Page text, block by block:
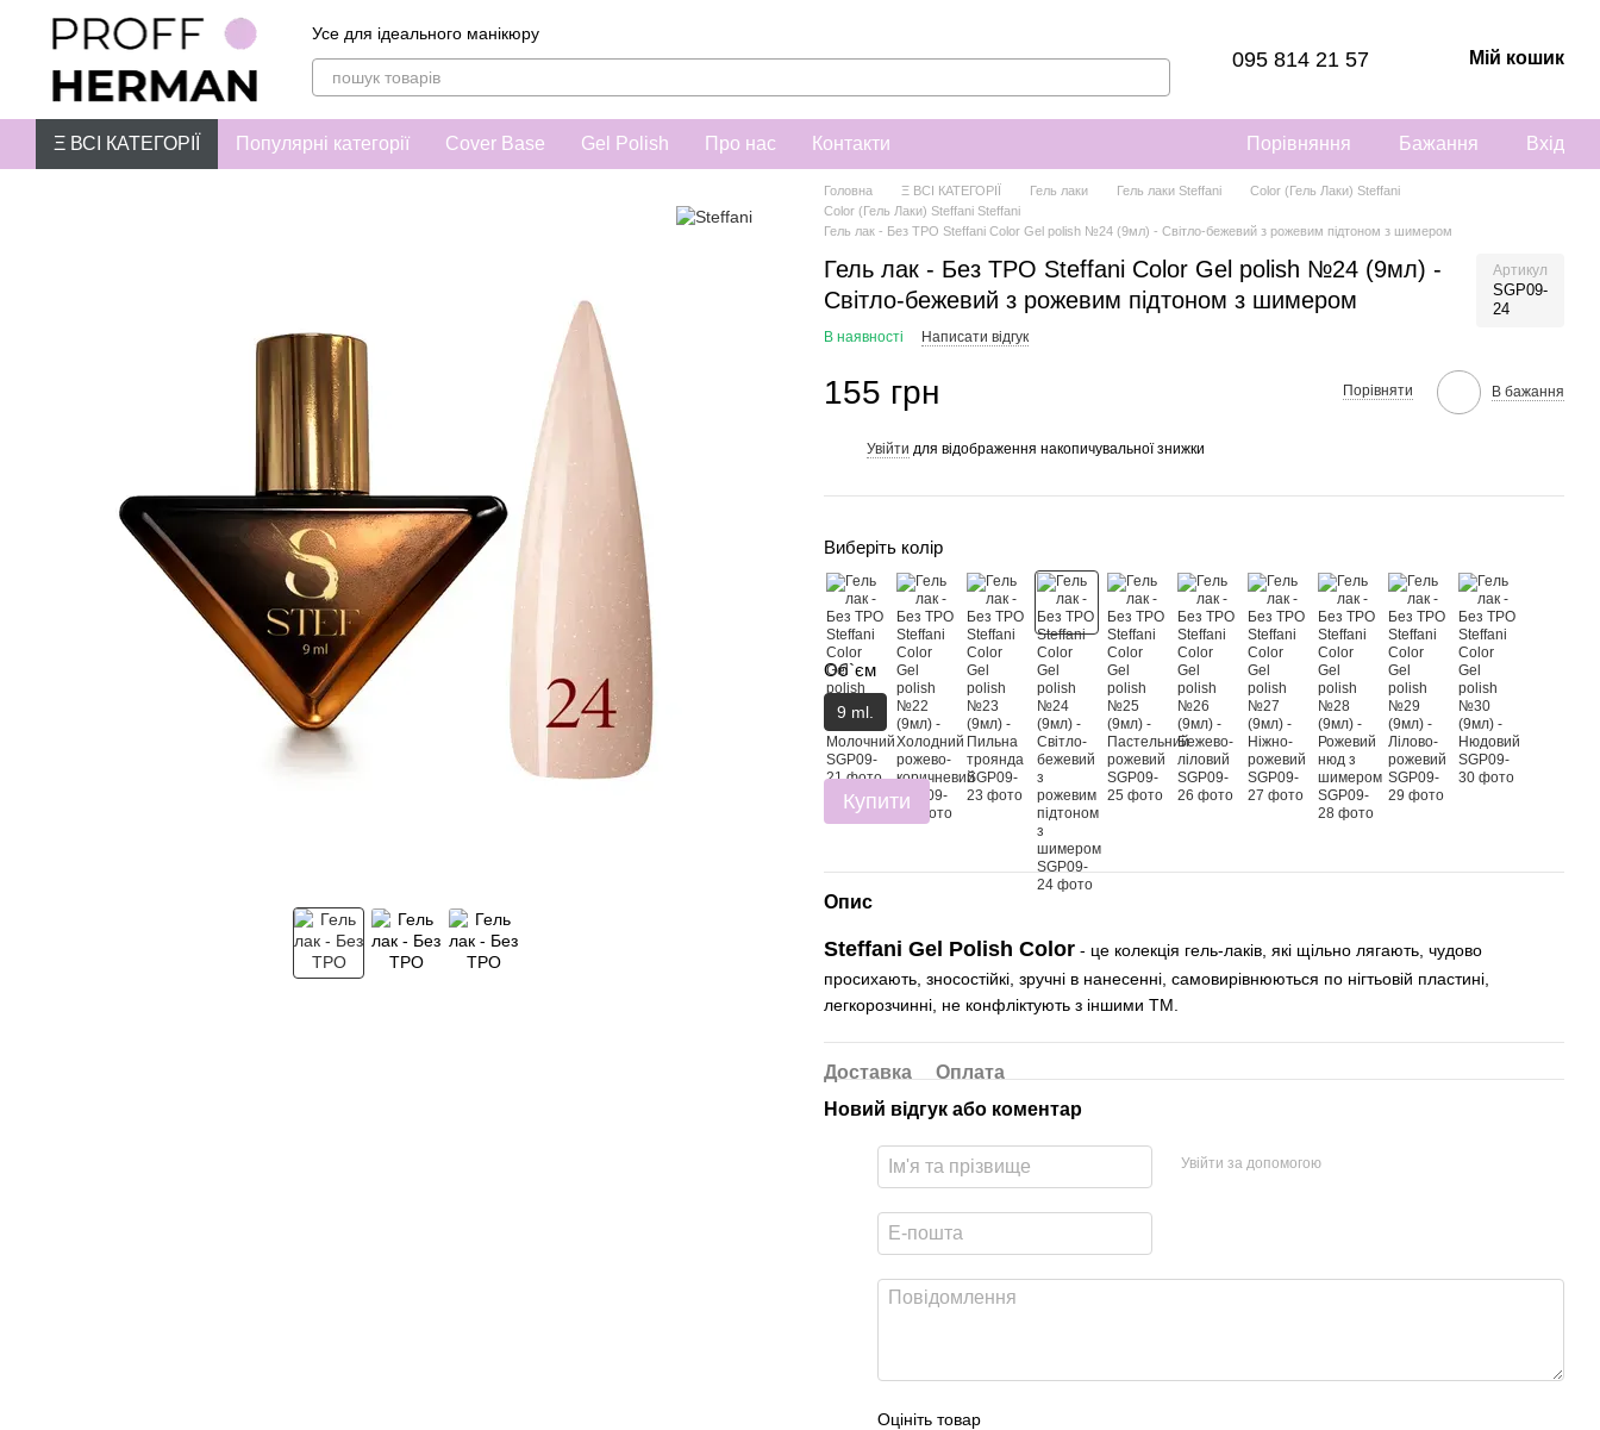
Перейти до основного контенту
Усе для ідеального манікюру
095 814 21 57 Мій кошик
Ξ ВСІ КАТЕГОРІЇ Популярні категорії Cover Base Gel Polish Про нас Контакти Порівняння Бажання Вхід
Головна Ξ ВСІ КАТЕГОРІЇ Гель лаки Гель лаки Steffani
Color (Гель Лаки) Steffani
Color (Гель Лаки) Steffani Steffani
Гель лак - Без ТРО Steffani Color Gel polish №24 (9мл) - Світло-бежевий з рожевим підтоном з шимером
Гель лак - Без ТРО Steffani Color Gel polish №24 (9мл) -
Світло-бежевий з рожевим підтоном з шимером
Артикул
SGP09-
24
В наявності Написати відгук
155 грн Порівняти В бажання
Увійти для відображення накопичувальної знижки
Виберіть колір
Об`єм
9 ml.
Купити
Опис
Steffani Gel Polish Color - це колекція гель-лаків, які щільно лягають, чудово
просихають, зносостійкі, зручні в нанесенні, самовирівнюються по нігтьовій пластині,
легкорозчинні, не конфліктують з іншими ТМ.
Доставка
Оплата
Новий відгук або коментар
Увійти за допомогою
Оцініть товар